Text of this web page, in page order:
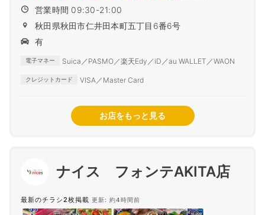
営業時間 09:30-21:00
秋田県秋田市仁井田本町五丁目6番6号
有
電子マネー Suica／PASMO／楽天Edy／iD／au WALLET／WAON
クレジットカード VISA／Master Card
お店をもっと見る
ナイス フォンテAKITA店
最新のチラシ2枚掲載 更新: 約4時間前